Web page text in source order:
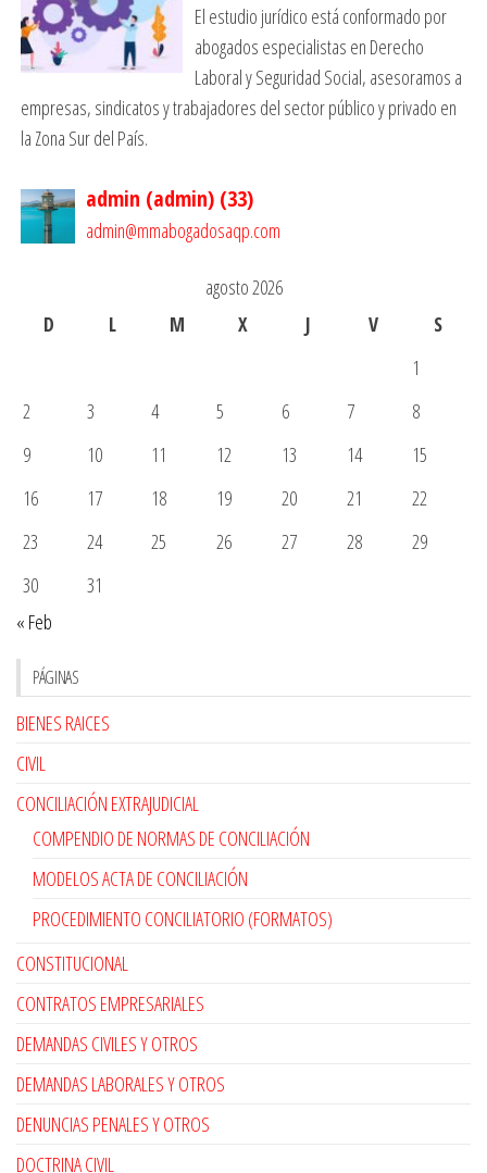
El estudio jurídico está conformado por
abogados especialistas en Derecho
Laboral y Seguridad Social, asesoramos a
empresas, sindicatos y trabajadores del sector público y privado en
la Zona Sur del País.
admin (admin) (33)
admin@mmabogadosaqp.com
agosto 2026
D
L M X J V
S
1
2
3 4 5 6 7
8
9
10 11 12 13 14
15
16
17 18 19 20 21
22
23
24 25 26 27 28
29
30
31
« Feb
PÁGINAS
BIENES RAICES
CIVIL
CONCILIACIÓN EXTRAJUDICIAL
COMPENDIO DE NORMAS DE CONCILIACIÓN
MODELOS ACTA DE CONCILIACIÓN
PROCEDIMIENTO CONCILIATORIO (FORMATOS)
CONSTITUCIONAL
CONTRATOS EMPRESARIALES
DEMANDAS CIVILES Y OTROS
DEMANDAS LABORALES Y OTROS
DENUNCIAS PENALES Y OTROS
DOCTRINA CIVIL